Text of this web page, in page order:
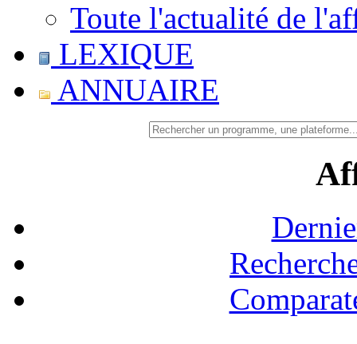
Toute l'actualité de
LEXIQUE
ANNUAIRE